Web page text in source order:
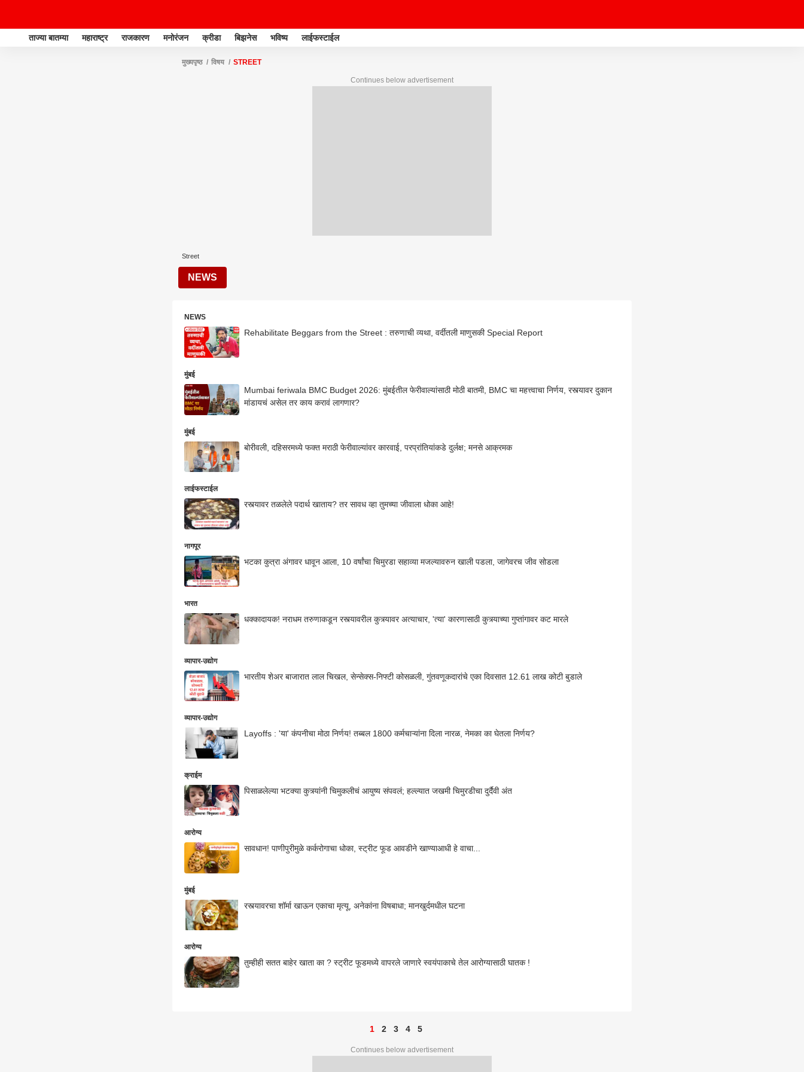
ताज्या बातम्या महाराष्ट्र राजकारण मनोरंजन क्रीडा बिझनेस भविष्य लाईफस्टाईल
मुख्यपृष्ठ विषय STREET
Continues below advertisement
Street
NEWS
NEWS
Rehabilitate Beggars from the Street : तरुणाची व्यथा, वर्दीतली माणुसकी Special Report
मुंबई
Mumbai feriwala BMC Budget 2026: मुंबईतील फेरीवाल्यांसाठी मोठी बातमी, BMC चा महत्त्वाचा निर्णय, रस्त्यावर दुकान
मांडायचं असेल तर काय करावं लागणार?
मुंबई
बोरीवली, दहिसरमध्ये फक्त मराठी फेरीवाल्यांवर कारवाई, परप्रांतियांकडे दुर्लक्ष; मनसे आक्रमक
लाईफस्टाईल
रस्त्यावर तळलेले पदार्थ खाताय? तर सावध व्हा तुमच्या जीवाला धोका आहे!
नागपूर
भटका कुत्रा अंगावर धावून आला, 10 वर्षांचा चिमुरडा सहाव्या मजल्यावरुन खाली पडला, जागेवरच जीव सोडला
भारत
धक्कादायक! नराधम तरुणाकडून रस्त्यावरील कुत्र्यावर अत्याचार, 'त्या' कारणासाठी कुत्र्याच्या गुप्तांगावर कट मारले
व्यापार-उद्योग
भारतीय शेअर बाजारात लाल चिखल, सेन्सेक्स-निफ्टी कोसळली, गुंतवणूकदारांचे एका दिवसात 12.61 लाख कोटी बुडाले
व्यापार-उद्योग
Layoffs : 'या' कंपनीचा मोठा निर्णय! तब्बल 1800 कर्मचाऱ्यांना दिला नारळ, नेमका का घेतला निर्णय?
क्राईम
पिसाळलेल्या भटक्या कुत्र्यांनी चिमुकलीचं आयुष्य संपवलं; हल्ल्यात जखमी चिमुरडीचा दुर्दैवी अंत
आरोग्य
सावधान! पाणीपुरीमुळे कर्करोगाचा धोका, स्ट्रीट फूड आवडीने खाण्याआधी हे वाचा...
मुंबई
रस्त्यावरचा शॉर्मा खाऊन एकाचा मृत्यू, अनेकांना विषबाधा; मानखुर्दमधील घटना
आरोग्य
तुम्हीही सतत बाहेर खाता का ? स्ट्रीट फूडमध्ये वापरले जाणारे स्वयंपाकाचे तेल आरोग्यासाठी घातक !
1 2 3 4 5
Continues below advertisement